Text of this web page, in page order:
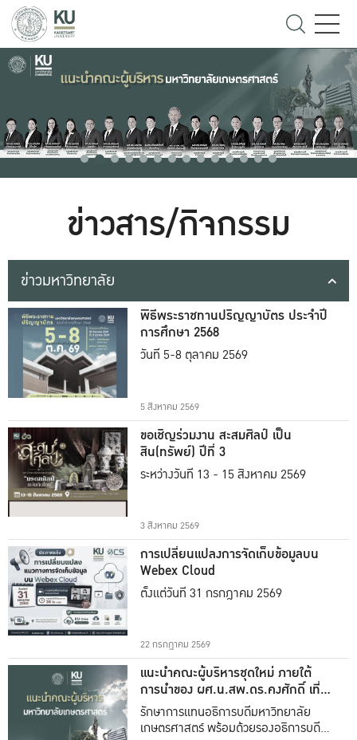
ข่าวสาร/กิจกรรม
ข่าวมหาวิทยาลัย
พิธีพระราชทานปริญญาบัตร ประจำปี
การศึกษา 2568
วันที่ 5-8 ตุลาคม 2569
5 สิงหาคม 2569
ขอเชิญร่วมงาน สะสมศิลป์ เป็น
สิน(ทรัพย์) ปีที่ 3
ระหว่างวันที่ 13 - 15 สิงหาคม 2569
3 สิงหาคม 2569
การเปลี่ยนแปลงการจัดเก็บข้อมูลบน
Webex Cloud
ตั้งแต่วันที่ 31 กรกฎาคม 2569
22 กรกฎาคม 2569
แนะนำคณะผู้บริหารชุดใหม่ ภายใต้
การนำของ ผศ.น.สพ.ดร.คงศักดิ์ เที่ยง
ธรรม
รักษาการแทนอธิการบดีมหาวิทยาลัย
เกษตรศาสตร์ พร้อมด้วยรองอธิการบดีทั้ง